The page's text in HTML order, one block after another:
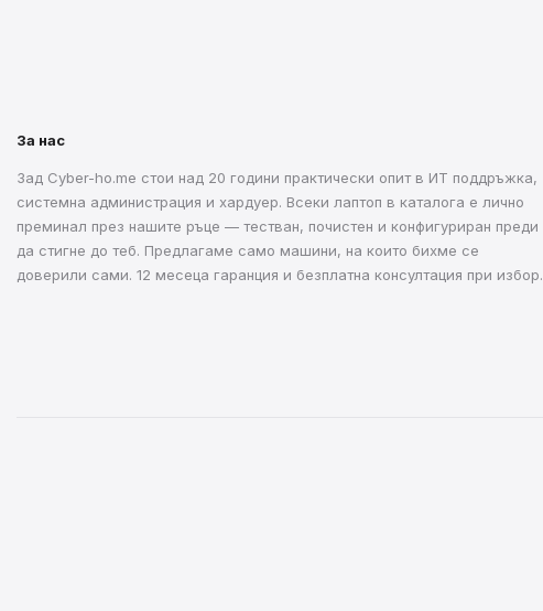
За нас
Зад Cyber-ho.me стои над 20 години практически опит в ИТ поддръжка,
системна администрация и хардуер. Всеки лаптоп в каталога е лично
преминал през нашите ръце — тестван, почистен и конфигуриран преди
да стигне до теб. Предлагаме само машини, на които бихме се
доверили сами. 12 месеца гаранция и безплатна консултация при избор.